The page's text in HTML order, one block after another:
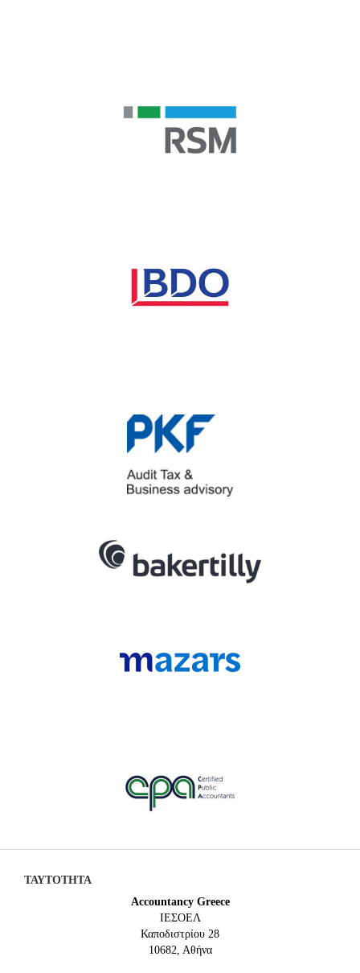
ΤΑΥΤΟΤΗΤΑ
Accountancy Greece
IEΣΟΕΛ
Καποδιστρίου 28
10682, Αθήνα